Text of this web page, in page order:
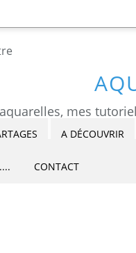
A DÉCOUVRIR
CONTACT